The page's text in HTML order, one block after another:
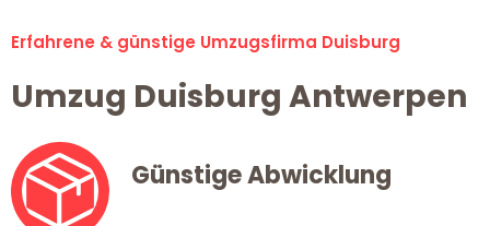
Erfahrene & günstige Umzugsfirma Duisburg
Umzug Duisburg Antwerpen
Günstige Abwicklung